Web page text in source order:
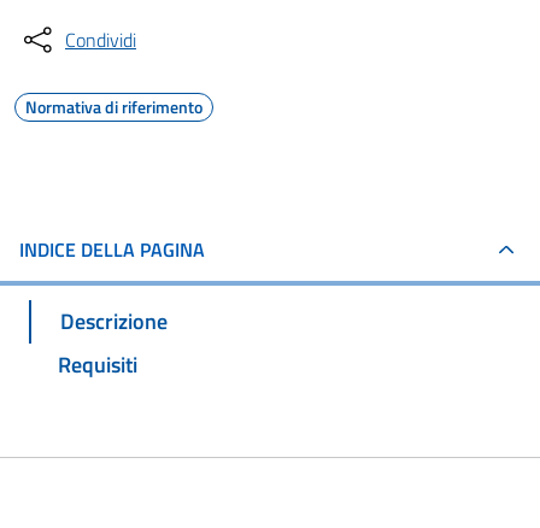
Condividi
Normativa di riferimento
INDICE DELLA PAGINA
Descrizione
Requisiti